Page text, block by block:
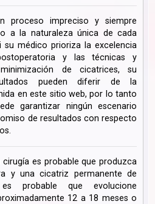
proceso impreciso y siempre
a la naturaleza única de cada
su médico prioriza la excelencia
y las técnicas y
de cicatrices, su
pueden diferir de la
en este sitio web, por lo tanto
garantizar ningún escenario
de resultados con respecto
cirugía es probable que produzca
y una cicatriz permanente de
probable que evolucione
12 a 18 meses o